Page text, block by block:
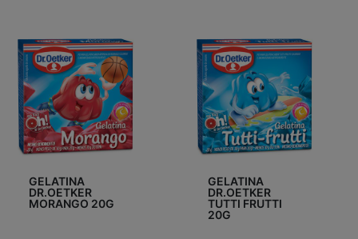
GELATINA
DR.OETKER
MORANGO 20G
GELATINA
DR.OETKER
TUTTI FRUTTI
20G